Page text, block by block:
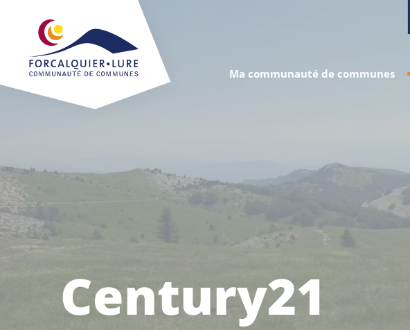
Ma communauté de communes
Century21